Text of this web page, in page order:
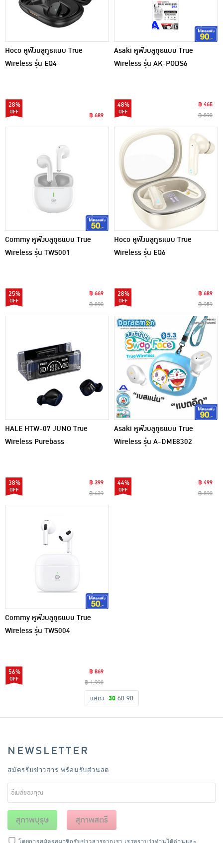
Hoco หูฟังบลูทูธแบบ True
Wireless รุ่น EQ4
28%
฿ 689
Asaki หูฟังบลูทูธแบบ True
Wireless รุ่น AK-PODS6
48%
฿ 465
฿ 890
Commy หูฟังบลูทูธแบบ True
Wireless รุ่น TWS001
25%
฿ 669
฿ 890
Hoco หูฟังบลูทูธแบบ True
Wireless รุ่น EQ6
28%
฿ 689
฿ 959
HALE HTW-07 JUNO True
Wireless Purebass
38%
฿ 399
฿ 639
Asaki หูฟังบลูทูธแบบ True
Wireless รุ่น A-DME8302
44%
฿ 499
฿ 890
Commy หูฟังบลูทูธแบบ True
Wireless รุ่น TWS004
56%
฿ 869
฿ 1,990
แสดง 30 60 90
NEWSLETTER
สมัครรับข่าวสาร พร้อมรับส่วนลด
สุภาพบุรุษ สุภาพสตรี
โดยการสมัครสมาชิกรับข่าวสารจากเรา เราทราบว่าท่านได้อ่านและ